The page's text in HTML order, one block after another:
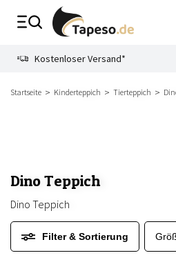
Zusammenbruch
Kostenloser Versand*
Startseite Kinderteppich Tierteppich
Dino Teppich
Dino Teppich
Filter & Sortierung